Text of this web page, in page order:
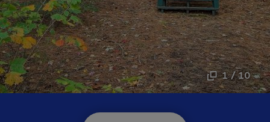
1 / 10